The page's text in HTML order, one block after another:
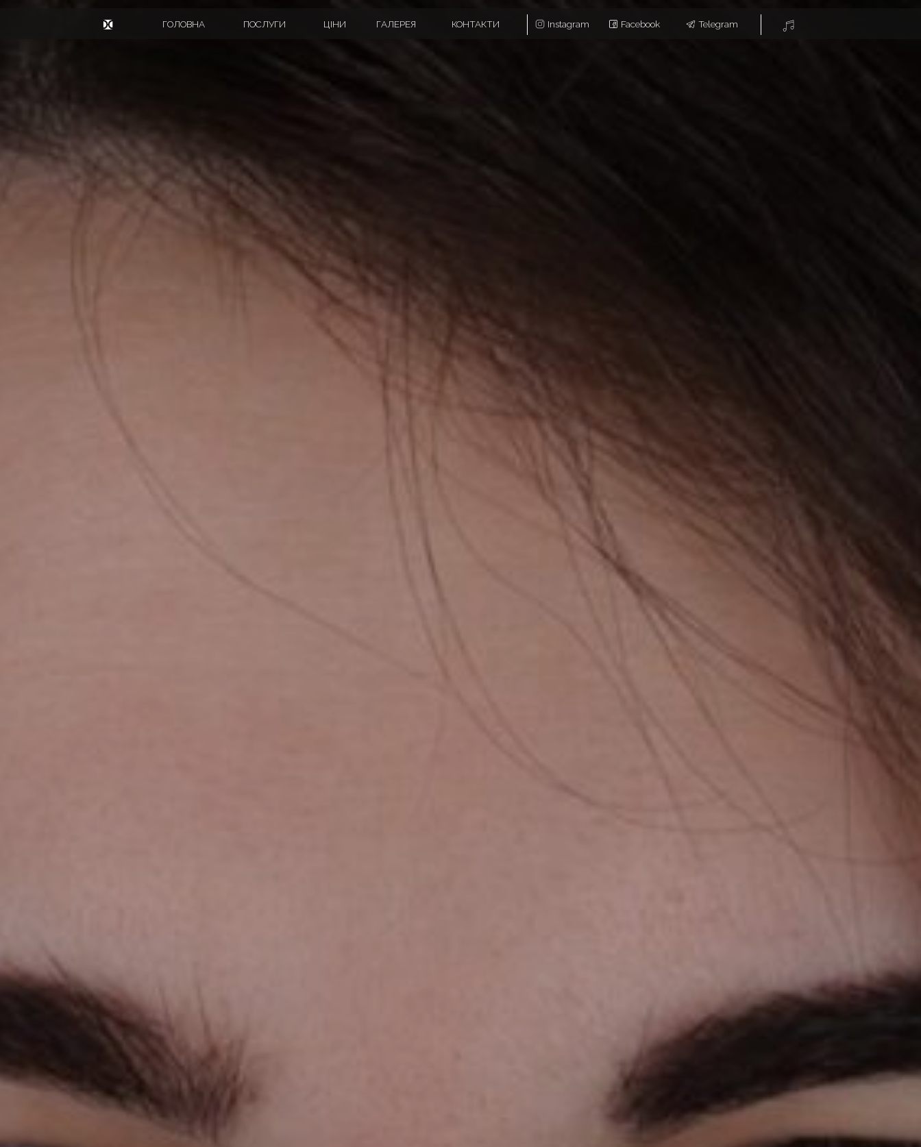
ПОСЛУГИ ГАЛЕРЕЯ
ГОЛОВНА Instagram Facebook Telegram
КОНТАКТИ